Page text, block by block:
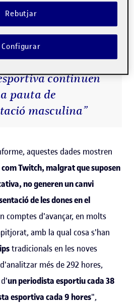
deixar les periodistes en funcions
de
continuen
pauta de
masculina”
aquestes dades mostren
Twitch, malgrat que suposen
no generen un canvi
de les dones en el
comptes d'avançar, en molts
amb la qual cosa s'han
tradicionals en les noves
més de 292 hores,
un periodista esportiu cada 38
esportiva cada 9 hores",
Rebutjar
Configurar